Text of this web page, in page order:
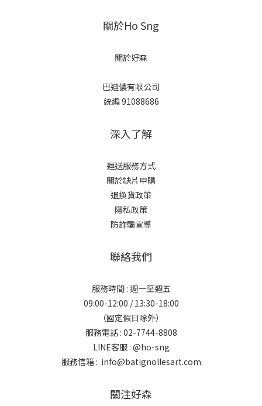
關於Ho Sng
關於好森
巴迪儂有限公司
統編 91088686
深入了解
運送服務方式
關於缺片申購
退換貨政策
隱私政策
防詐騙宣導
聯絡我們
服務時間 : 週一至週五
09:00-12:00 / 13:30-18:00
（國定假日除外）
服務電話 : 02-7744-8808
LINE客服 : @ho-sng
服務信箱 : info@batignollesart.com
關注好森